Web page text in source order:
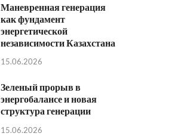
Маневренная генерация
как фундамент
энергетической
независимости Казахстана
15.06.2026
Зеленый прорыв в
энергобалансе и новая
структура генерации
15.06.2026